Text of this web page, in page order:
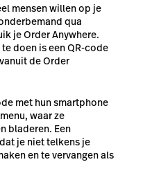
mensen willen op je
qua
je Order Anywhere.
doen is een QR-code
de Order
met hun smartphone
waar ze
bladeren. Een
je niet telkens je
en te vervangen als